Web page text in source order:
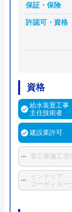
保証・保険
許認可・資格
資格
給水装置工事
主任技術者
建設業許可
管工事施工管
インテリア
コーディネー